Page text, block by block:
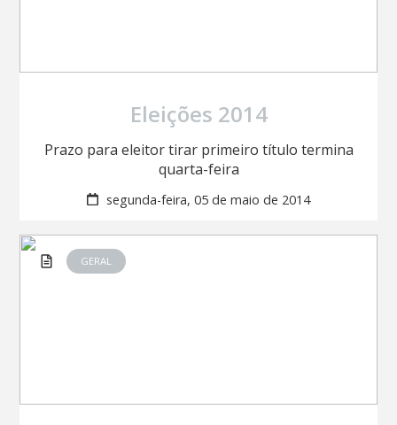
Eleições 2014
Prazo para eleitor tirar primeiro título termina
quarta-feira
segunda-feira, 05 de maio de 2014
GERAL